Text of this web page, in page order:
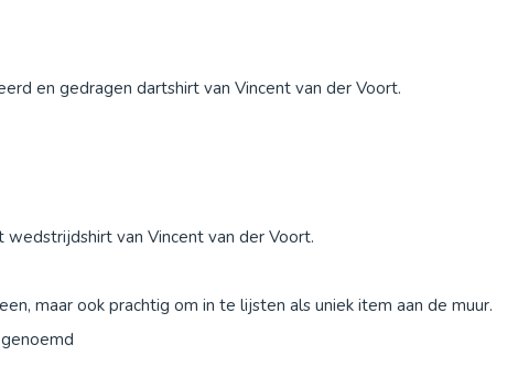
en gedragen dartshirt van Vincent van der Voort.
van Vincent van der Voort.
maar ook prachtig om in te lijsten als uniek item aan de muur.